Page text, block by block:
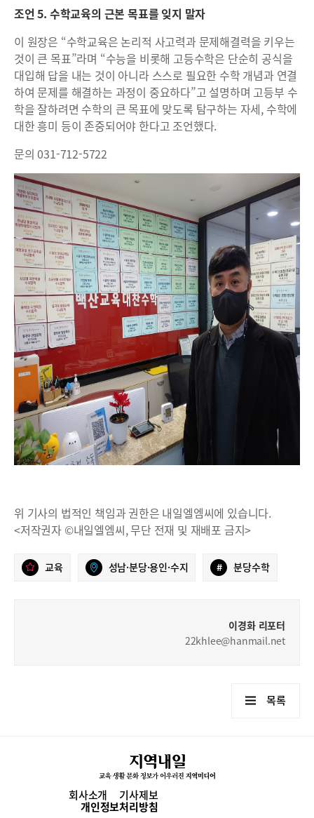
조언 5. 수학교육의 근본 목표를 잊지 말자
이 원장은 “수학교육은 논리적 사고력과 문제해결력을 키우는
것이 큰 목표”라며 “수능을 비롯해 고등수학은 단순히 공식을
대입해 답을 내는 것이 아니라 스스로 필요한 수학 개념과 연결
하여 문제를 해결하는 과정이 중요하다”고 설명하며 고등부 수
학을 잘하려면 수학의 큰 목표에 맞도록 탐구하는 자세, 수학에
대한 흥미 등이 존중되어야 한다고 조언했다.
문의 031-712-5722
위 기사의 법적인 책임과 권한은 내일엘엠씨에 있습니다.
<저작권자 ©내일엘엠씨, 무단 전재 및 재배포 금지>
교육 성남·분당·용인·수지 # 분당수학
이경화 리포터
22khlee@hanmail.net
목록
회사소개 기사제보
개인정보처리방침